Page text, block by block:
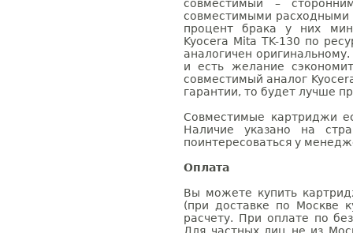
совместимый –
совместимыми расходными
процент брака у них
Kyocera Mita TK-130 по
аналогичен
и есть желание
совместимый аналог
гарантии, то будет лучше
Совместимые картриджи
Наличие указано на
поинтересоваться у
Оплата
Вы можете купить
(при доставке по Москве
расчету. При оплате по